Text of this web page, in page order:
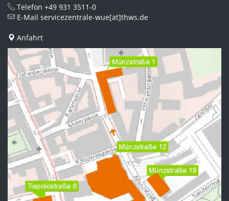
Telefon +49 931 3511-0
E-Mail servicezentrale-wue[at]thws.de
Anfahrt